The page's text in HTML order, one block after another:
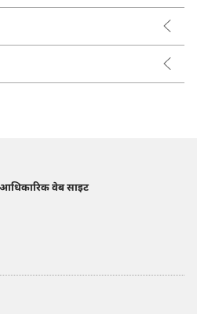
आधिकारिक वेब साइट